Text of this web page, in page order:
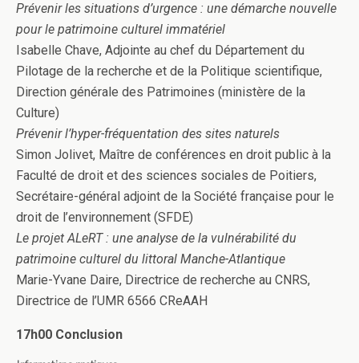
Prévenir les situations d’urgence : une démarche nouvelle
pour le patrimoine culturel immatériel
Isabelle Chave, Adjointe au chef du Département du
Pilotage de la recherche et de la Politique scientifique,
Direction générale des Patrimoines (ministère de la
Culture)
Prévenir l’hyper-fréquentation des sites naturels
Simon Jolivet, Maître de conférences en droit public à la
Faculté de droit et des sciences sociales de Poitiers,
Secrétaire-général adjoint de la Société française pour le
droit de l’environnement (SFDE)
Le projet ALeRT : une analyse de la vulnérabilité du
patrimoine culturel du littoral Manche-Atlantique
Marie-Yvane Daire, Directrice de recherche au CNRS,
Directrice de l’UMR 6566 CReAAH
17h00 Conclusion